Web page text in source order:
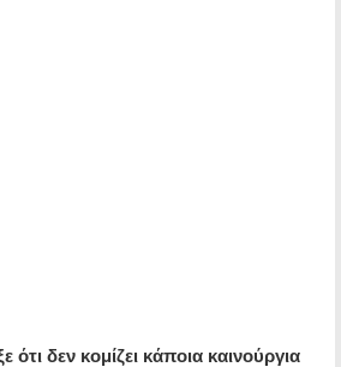
ότι δεν κομίζει κάποια καινούργια